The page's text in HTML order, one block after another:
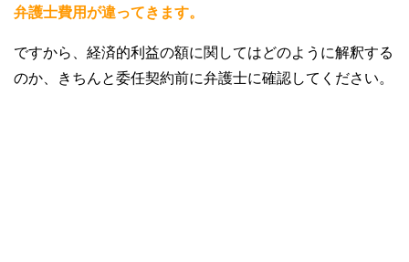
弁護士費用が違ってきます。
ですから、経済的利益の額に関してはどのように解釈する
のか、きちんと委任契約前に弁護士に確認してください。